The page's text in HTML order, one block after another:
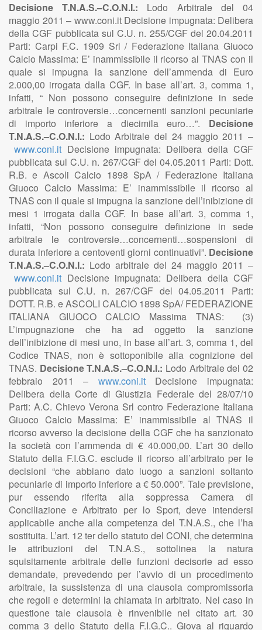
Decisione T.N.A.S.–C.O.N.I.: Lodo Arbitrale del 04
maggio 2011 – www.coni.it Decisione impugnata: Delibera
della CGF pubblicata sul C.U. n. 255/CGF del 20.04.2011
Parti: Carpi F.C. 1909 Srl / Federazione Italiana Giuoco
Calcio Massima: E’ inammissibile il ricorso al TNAS con il
quale si impugna la sanzione dell’ammenda di Euro
2.000,00 irrogata dalla CGF. In base all’art. 3, comma 1,
infatti, “ Non possono conseguire definizione in sede
arbitrale le controversie…concernenti sanzioni pecuniarie
di importo inferiore a diecimila euro…”. Decisione
T.N.A.S.–C.O.N.I.: Lodo Arbitrale del 24 maggio 2011 –
www.coni.it Decisione impugnata: Delibera della CGF
pubblicata sul C.U. n. 267/CGF del 04.05.2011 Parti: Dott.
R.B. e Ascoli Calcio 1898 SpA / Federazione Italiana
Giuoco Calcio Massima: E’ inammissibile il ricorso al
TNAS con il quale si impugna la sanzione dell’inibizione di
mesi 1 irrogata dalla CGF. In base all’art. 3, comma 1,
infatti, “Non possono conseguire definizione in sede
arbitrale le controversie…concernenti…sospensioni di
durata inferiore a centoventi giorni continuativi”. Decisione
T.N.A.S.–C.O.N.I.: Lodo arbitrale del 24 maggio 2011 –
www.coni.it Decisione impugnata: Delibera della CGF
pubblicata sul C.U. n. 267/CGF del 04.05.2011 Parti:
DOTT. R.B. e ASCOLI CALCIO 1898 SpA/ FEDERAZIONE
ITALIANA GIUOCO CALCIO Massima TNAS: (3)
L’impugnazione che ha ad oggetto la sanzione
dell’inibizione di mesi uno, in base all’art. 3, comma 1, del
Codice TNAS, non è sottoponibile alla cognizione del
TNAS. Decisione T.N.A.S.–C.O.N.I.: Lodo Arbitrale del 02
febbraio 2011 – www.coni.itDecisione impugnata:
Delibera della Corte di Giustizia Federale del 28/07/10
Parti: A.C. Chievo Verona Srl contro Federazione Italiana
Giuoco Calcio Massima: E’ inammissibile al TNAS il
ricorso avverso la decisione della CGF che ha sanzionato
la società con l’ammenda di € 40.000,00. L’art 30 dello
Statuto della F.I.G.C. esclude il ricorso all’arbitrato per le
decisioni “che abbiano dato luogo a sanzioni soltanto
pecuniarie di importo inferiore a € 50.000”. Tale previsione,
pur essendo riferita alla soppressa Camera di
Conciliazione e Arbitrato per lo Sport, deve intendersi
applicabile anche alla competenza del T.N.A.S., che l’ha
sostituita. L’art. 12 ter dello statuto del CONI, che determina
le attribuzioni del T.N.A.S., sottolinea la natura
squisitamente arbitrale delle funzioni decisorie ad esso
demandate, prevedendo per l’avvio di un procedimento
arbitrale, la sussistenza di una clausola compromissoria
che regoli e determini la chiamata in arbitrato. Nel caso in
questione tale clausola è rinvenibile nel citato art. 30
comma 3 dello Statuto della F.I.G.C.. Giova al riguardo